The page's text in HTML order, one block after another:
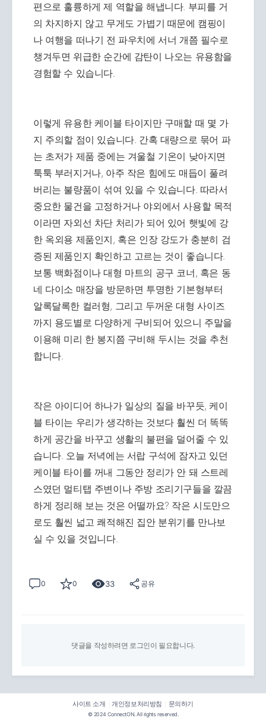
편으로 훌륭하게 제 역할을 해냅니다. 부피를 거
의 차지하지 않고 무게도 가볍기 때문에 캠핑이
나 여행을 떠나기 전 파우치에 서너 개쯤 필수로
챙겨두면 위급한 순간에 감탄이 나오는 유용함을
경험할 수 있습니다.
이렇게 유용한 케이블 타이지만 구매할 때 몇 가
지 주의할 점이 있습니다. 간혹 대량으로 묶어 파
는 초저가 제품 중에는 겨울철 기온이 낮아지면
툭툭 부러지거나, 아주 작은 힘에도 매듭이 풀려
버리는 불량품이 섞여 있을 수 있습니다. 따라서
중요한 물건을 고정하거나 야외에서 사용할 목적
이라면 자외선 차단 처리가 되어 있어 햇빛에 강
한 옥외용 제품인지, 혹은 인장 강도가 충분히 검
증된 제품인지 확인하고 고르는 것이 좋습니다.
보통 백화점이나 대형 마트의 공구 코너, 혹은 동
네 다이소 매장을 방문하면 투명한 기본형부터
알록달록한 컬러형, 그리고 두꺼운 대형 사이즈
까지 용도별로 다양하게 구비되어 있으니 주말을
이용해 미리 한 봉지쯤 구비해 두시는 것을 추천
합니다.
작은 아이디어 하나가 일상의 질을 바꾸듯, 케이
블 타이는 우리가 생각하는 것보다 훨씬 더 똑똑
하게 공간을 바꾸고 생활의 불편을 덜어줄 수 있
습니다. 오늘 저녁에는 서랍 구석에 잠자고 있던
케이블 타이를 꺼내 그동안 정리가 안 돼 스트레
스였던 멀티탭 주변이나 주방 조리기구들을 깔끔
하게 정리해 보는 것은 어떨까요? 작은 시도만으
로도 훨씬 넓고 쾌적해진 집안 분위기를 만나보
실 수 있을 것입니다.
0 0 33 공유
댓글을 작성하려면 로그인이 필요합니다.
사이트 소개 개인정보처리방침 문의하기
© 2024 ConnectON. All rights reserved.